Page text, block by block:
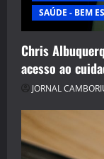
SAÚDE - BEM
Chris
acesso ao
JORNAL